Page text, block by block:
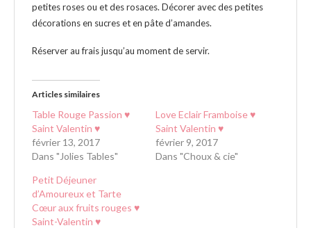
petites roses ou et des rosaces. Décorer avec des petites
décorations en sucres et en pâte d’amandes.
Réserver au frais jusqu’au moment de servir.
Articles similaires
Table Rouge Passion ♥
Saint Valentin ♥
février 13, 2017
Dans "Jolies Tables"
Love Eclair Framboise ♥
Saint Valentin ♥
février 9, 2017
Dans "Choux & cie"
Petit Déjeuner
d’Amoureux et Tarte
Cœur aux fruits rouges ♥
Saint-Valentin ♥